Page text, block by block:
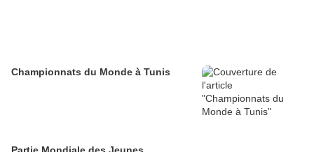
Championnats du Monde à Tunis